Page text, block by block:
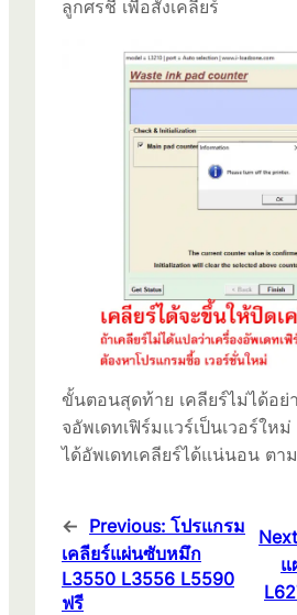
ลูกศรชี้ เพื่อสั่งเคลียร์
ขั้นตอนสุดท้าย เคลียร์ไม่ได้อย่
จอัพเดทเฟิร์มแวร์เป็นเวอร์ใหม่
ได้อัพเดทเคลียร์ได้แน่นอน ตา
← Previous: โปรแกรม
เคลียร์แผ่นซับหมึก
L3550 L3556 L5590
ฟรี
แ